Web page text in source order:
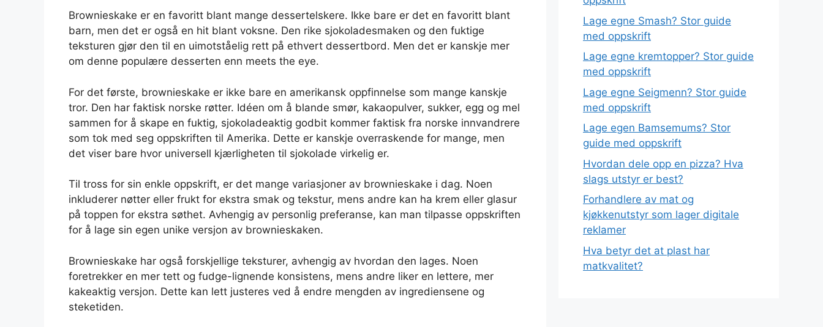
Brownieskake er en favoritt blant mange dessertelskere. Ikke bare er det en favoritt blant
barn, men det er også en hit blant voksne. Den rike sjokoladesmaken og den fuktige
teksturen gjør den til en uimotståelig rett på ethvert dessertbord. Men det er kanskje mer
om denne populære desserten enn meets the eye.
For det første, brownieskake er ikke bare en amerikansk oppfinnelse som mange kanskje
tror. Den har faktisk norske røtter. Idéen om å blande smør, kakaopulver, sukker, egg og mel
sammen for å skape en fuktig, sjokoladeaktig godbit kommer faktisk fra norske innvandrere
som tok med seg oppskriften til Amerika. Dette er kanskje overraskende for mange, men
det viser bare hvor universell kjærligheten til sjokolade virkelig er.
Til tross for sin enkle oppskrift, er det mange variasjoner av brownieskake i dag. Noen
inkluderer nøtter eller frukt for ekstra smak og tekstur, mens andre kan ha krem​​ eller glasur
på toppen for ekstra søthet. Avhengig av personlig preferanse, kan man tilpasse oppskriften
for å lage sin egen unike versjon av brownieskaken.
Brownieskake har også forskjellige teksturer, avhengig av hvordan den lages. Noen
foretrekker en mer tett og fudge-lignende konsistens, mens andre liker en lettere, mer
kakeaktig versjon. Dette kan lett justeres ved å endre mengden av ingrediensene og
steketiden.
Lage egne Smash? Stor guide
med oppskrift
Lage egne kremtopper? Stor guide
med oppskrift
Lage egne Seigmenn? Stor guide
med oppskrift
Lage egen Bamsemums? Stor
guide med oppskrift
Hvordan dele opp en pizza? Hva
slags utstyr er best?
Forhandlere av mat og
kjøkkenutstyr som lager digitale
reklamer
Hva betyr det at plast har
matkvalitet?